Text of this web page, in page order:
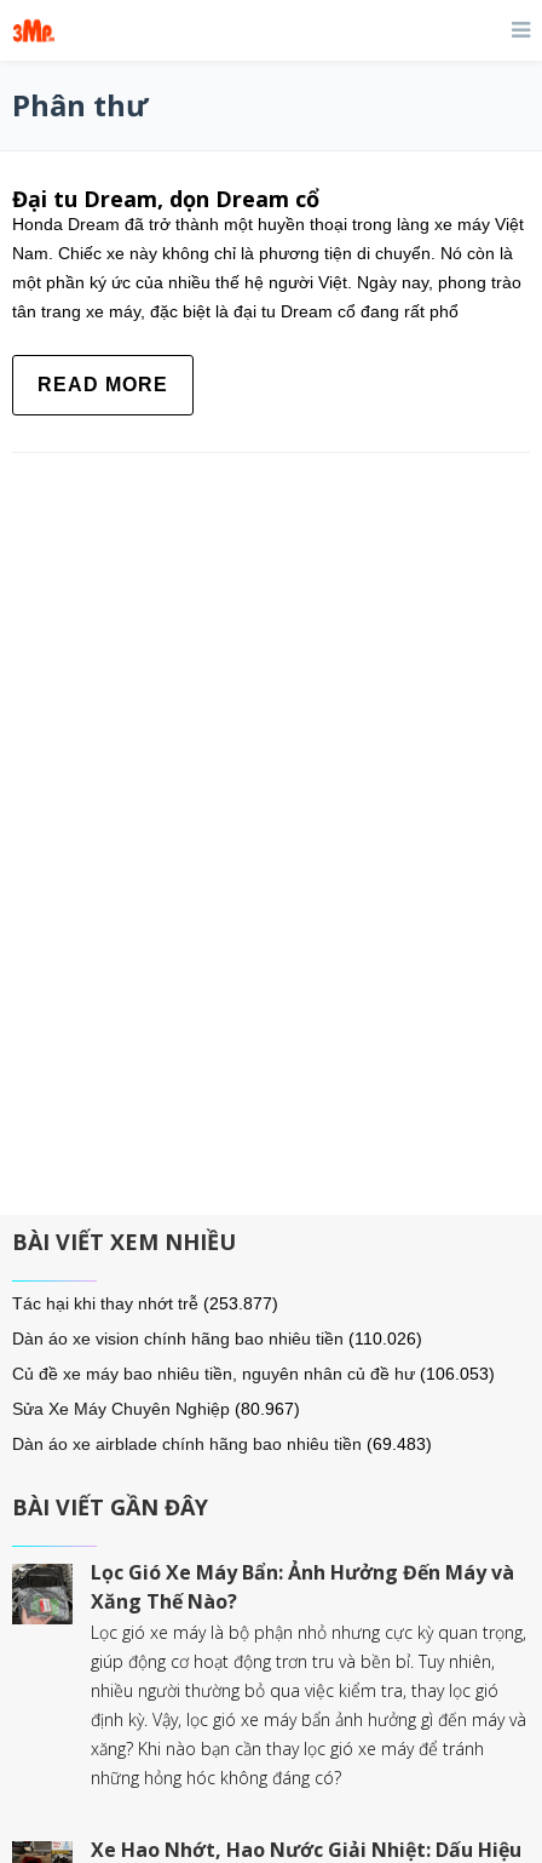
Phân thư
Đại tu Dream, dọn Dream cổ
Honda Dream đã trở thành một huyền thoại trong làng xe máy Việt
Nam. Chiếc xe này không chỉ là phương tiện di chuyển. Nó còn là
một phần ký ức của nhiều thế hệ người Việt. Ngày nay, phong trào
tân trang xe máy, đặc biệt là đại tu Dream cổ đang rất phổ
READ MORE
BÀI VIẾT XEM NHIỀU
Tác hại khi thay nhớt trễ (253.877)
Dàn áo xe vision chính hãng bao nhiêu tiền (110.026)
Củ đề xe máy bao nhiêu tiền, nguyên nhân củ đề hư (106.053)
Sửa Xe Máy Chuyên Nghiệp (80.967)
Dàn áo xe airblade chính hãng bao nhiêu tiền (69.483)
BÀI VIẾT GẦN ĐÂY
Lọc Gió Xe Máy Bẩn: Ảnh Hưởng Đến Máy và
Xăng Thế Nào?
Lọc gió xe máy là bộ phận nhỏ nhưng cực kỳ quan trọng,
giúp động cơ hoạt động trơn tru và bền bỉ. Tuy nhiên,
nhiều người thường bỏ qua việc kiểm tra, thay lọc gió
định kỳ. Vậy, lọc gió xe máy bẩn ảnh hưởng gì đến máy và
xăng? Khi nào bạn cần thay lọc gió xe máy để tránh
những hỏng hóc không đáng có?
Xe Hao Nhớt, Hao Nước Giải Nhiệt: Dấu Hiệu